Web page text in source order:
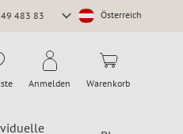
483 83
Store
Österreich
Anmelden Warenkorb